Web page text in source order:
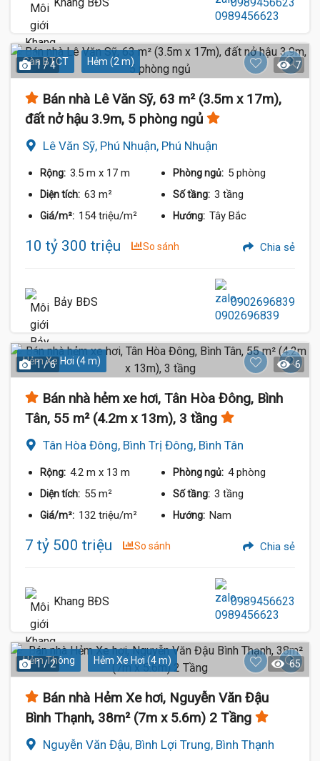
Sàn BTCT Hẻm (2 m)
1 / 4 7
Bán nhà Lê Văn Sỹ, 63 m² (3.5m x 17m),
đất nở hậu 3.9m, 5 phòng ngủ
Lê Văn Sỹ, Phú Nhuận, Phú Nhuận
Rộng: 3.5 m x 17 m Phòng ngủ: 5 phòng
Diện tích: 63 m² Số tầng: 3 tầng
Giá/m²: 154 triệu/m² Hướng: Tây Bắc
10 tỷ 300 triệu So sánh Chia sẻ
Bảy BĐS 0902696839
Hẻm Xe Hơi (4 m)
1 / 6 6
Bán nhà hẻm xe hơi, Tân Hòa Đông, Bình
Tân, 55 m² (4.2m x 13m), 3 tầng
Tân Hòa Đông, Bình Trị Đông, Bình Tân
Rộng: 4.2 m x 13 m Phòng ngủ: 4 phòng
Diện tích: 55 m² Số tầng: 3 tầng
Giá/m²: 132 triệu/m² Hướng: Nam
7 tỷ 500 triệu So sánh Chia sẻ
Khang BĐS 0989456623
Hẻm Thông Hẻm Xe Hơi (4 m)
1 / 2 65
Bán nhà Hẻm Xe hơi, Nguyễn Văn Đậu
Bình Thạnh, 38m² (7m x 5.6m) 2 Tầng
Nguyễn Văn Đậu, Bình Lợi Trung, Bình Thạnh